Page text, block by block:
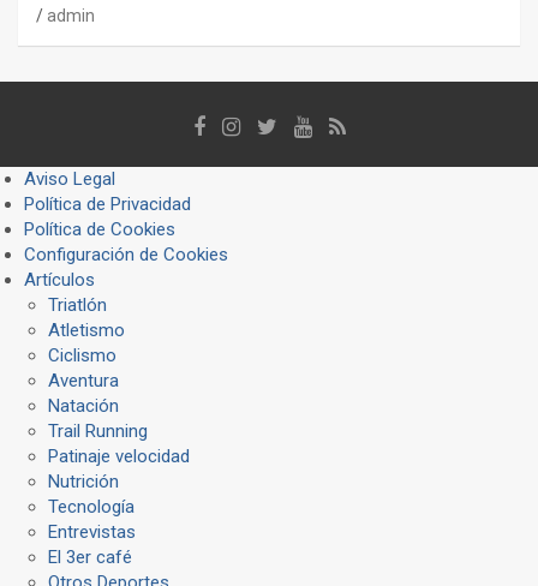
admin
Aviso Legal
Política de Privacidad
Política de Cookies
Configuración de Cookies
Artículos
Triatlón
Atletismo
Ciclismo
Aventura
Natación
Trail Running
Patinaje velocidad
Nutrición
Tecnología
Entrevistas
El 3er café